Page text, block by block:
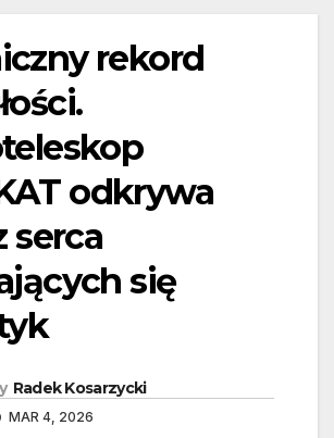
rekord
odkrywa
serca
się
Radek Kosarzycki
MAR 4, 2026